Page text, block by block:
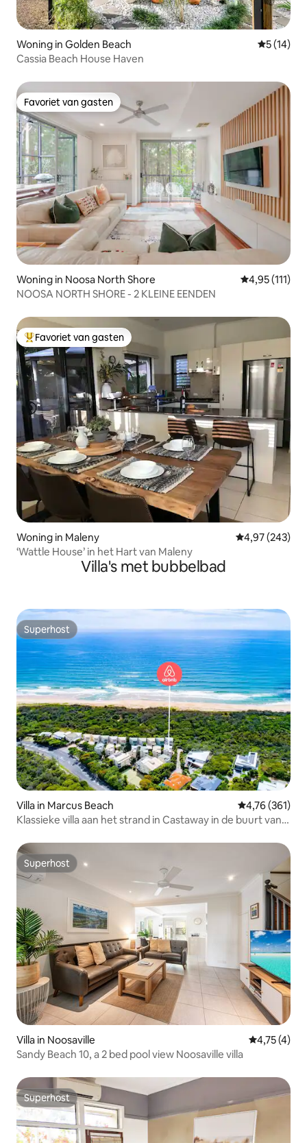
Woning in Golden Beach
5 (14)
Cassia Beach House Haven
Favoriet van gasten
Favoriet van gasten
Woning in Noosa North Shore Gemiddelde
4,95 (111)
NOOSA NORTH SHORE - 2 KLEINE EENDEN
Topfavoriet van gasten
Favoriet van gasten
Woning in Maleny Gemiddelde
4,97 (243)
‘Wattle House’ in het Hart van Maleny
Villa's met bubbelbad
Superhost
Superhost
Villa in Marcus Beach Gemiddelde
4,76 (361)
Klassieke villa aan het strand in Castaway in de buurt van
Superhost
Superhost
Villa in Noosaville
4,75 (4)
Sandy Beach 10, a 2 bed pool view Noosaville villa
Superhost
Superhost